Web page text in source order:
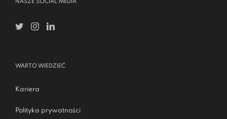
NASZE SOCIAL MEDIA
WARTO WIEDZIEĆ
Kariera
Polityka prywatności